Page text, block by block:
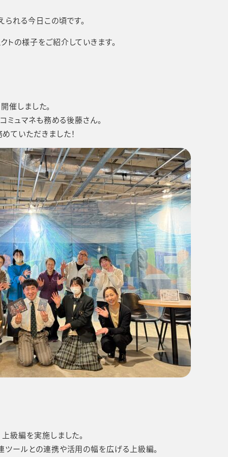
れる今日この頃です。
の様子をご紹介していきます。
催しました。
ュマネも務める後藤さん。
ていただきました！
級編を実施しました。
ツールとの連携や活用の幅を広げる上級編。